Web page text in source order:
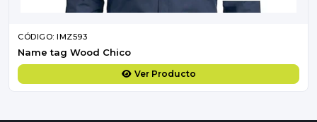
CÓDIGO: IMZ593
Name tag Wood Chico
Ver Producto